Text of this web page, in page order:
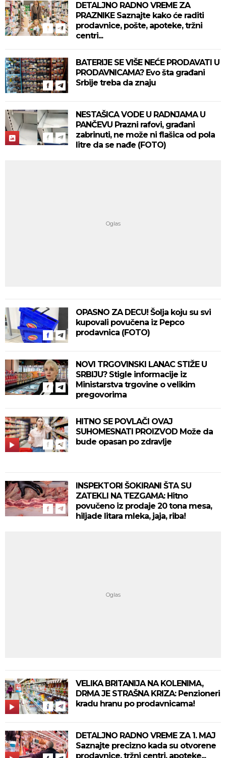
DETALJNO RADNO VREME ZA
PRAZNIKE Saznajte kako će raditi
prodavnice, pošte, apoteke, tržni
centri...
BATERIJE SE VIŠE NEĆE PRODAVATI U
PRODAVNICAMA? Evo šta građani
Srbije treba da znaju
NESTAŠICA VODE U RADNJAMA U
PANČEVU Prazni rafovi, građani
zabrinuti, ne može ni flašica od pola
litre da se nađe (FOTO)
OPASNO ZA DECU! Šolja koju su svi
kupovali povučena iz Pepco
prodavnica (FOTO)
NOVI TRGOVINSKI LANAC STIŽE U
SRBIJU? Stigle informacije iz
Ministarstva trgovine o velikim
pregovorima
HITNO SE POVLAČI OVAJ
SUHOMESNATI PROIZVOD Može da
bude opasan po zdravlje
INSPEKTORI ŠOKIRANI ŠTA SU
ZATEKLI NA TEZGAMA: Hitno
povučeno iz prodaje 20 tona mesa,
hiljade litara mleka, jaja, riba!
VELIKA BRITANIJA NA KOLENIMA,
DRMA JE STRAŠNA KRIZA: Penzioneri
kradu hranu po prodavnicama!
DETALJNO RADNO VREME ZA 1. MAJ
Saznajte precizno kada su otvorene
prodavnice, tržni centri, apoteke...